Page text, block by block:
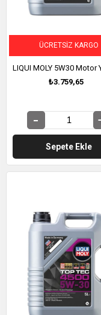
₺3.759,65
Sepete Ekle
ÜCRETSIZ KARGO